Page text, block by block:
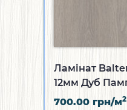
Ламінат
12мм Дуб
700.00 грн/м2